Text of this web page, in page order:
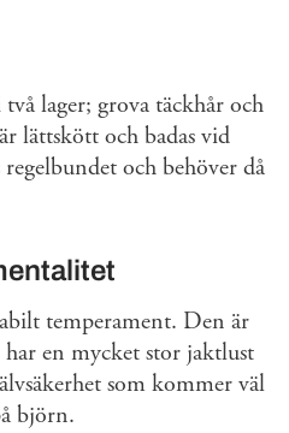
lager; grova täckhår och
lättskött och badas vid
och behöver då
temperament. Den är
en mycket stor jaktlust
som kommer väl
björn.